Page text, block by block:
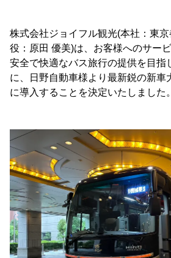
株式会社ジョイフル観光(本社：東
役：原田 優美)は、お客様へのサー
安全で快適なバス旅行の提供を目指
に、日野自動車様より最新鋭の新車
に導入することを決定いたしました。